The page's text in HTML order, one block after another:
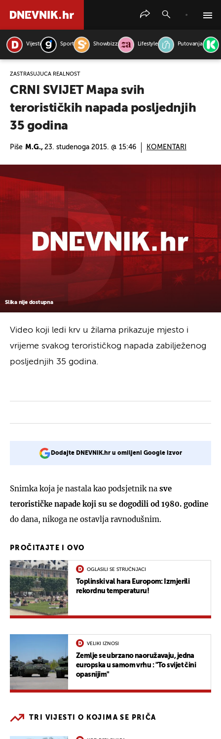
Vijesti Sport Showbizz Lifestyle Putovanja
ZASTRAŠUJUĆA REALNOST
CRNI SVIJET Mapa svih
terorističkih napada posljednjih
35 godina
Piše M.G., 23. studenoga 2015. @ 15:46 KOMENTARI
Slika nije dostupna
Video koji ledi krv u žilama prikazuje mjesto i
vrijeme svakog terorističkog napada zabilježenog
posljednjih 35 godina.
Dodajte DNEVNIK.hr u omiljeni Google izvor
Snimka koja je nastala kao podsjetnik na sve
terorističke napade koji su se dogodili od 1980. godine
do dana, nikoga ne ostavlja ravnodušnim.
PROČITAJTE I OVO
OGLASILI SE STRUČNJACI
Toplinski val hara Europom: Izmjerili
rekordnu temperaturu!
VELIKI IZNOSI
Zemlje se ubrzano naoružavaju, jedna
europska u samom vrhu : "To svijet čini
opasnijim"
TRI VIJESTI O KOJIMA SE PRIČA
PRETRAŽITE VIJESTI